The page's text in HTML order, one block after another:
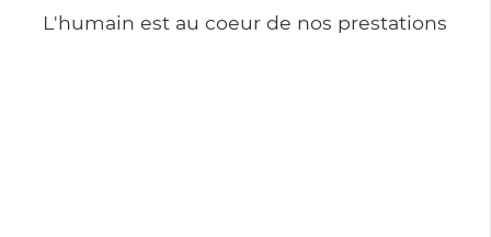
L'humain est au coeur de nos prestations